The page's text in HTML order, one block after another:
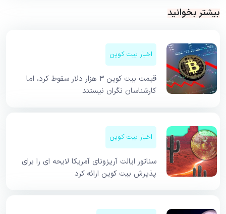
بیشتر بخوانید
اخبار بیت کوین
قیمت بیت کوین ۳ هزار دلار سقوط کرد، اما
کارشناسان نگران نیستند
اخبار بیت کوین
سناتور ایالت آریزونای آمریکا لایحه ای را برای
پذیرش بیت کوین ارائه کرد